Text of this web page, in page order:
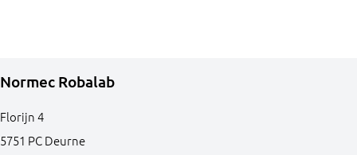
Normec Robalab
Florijn4
5751 PCDeurne